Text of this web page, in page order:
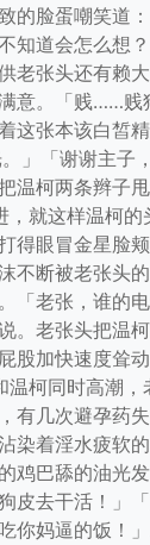
脸蛋嘲笑道
道会怎么想
张头还有赖
意。「贱
张本该白皙
」「谢谢主
柯两条辫子
，就这样温
眼冒金星脸
不断被老张
老张，谁的
老张头把温
加快速度耸
柯同时高潮
几次避孕药
着淫水疲软
巴舔的油光
皮去干活！
妈逼的饭！